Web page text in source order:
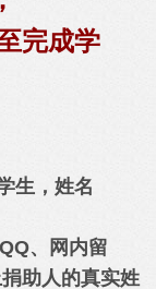
完成学
生，姓名
、网内留
助人的真实姓